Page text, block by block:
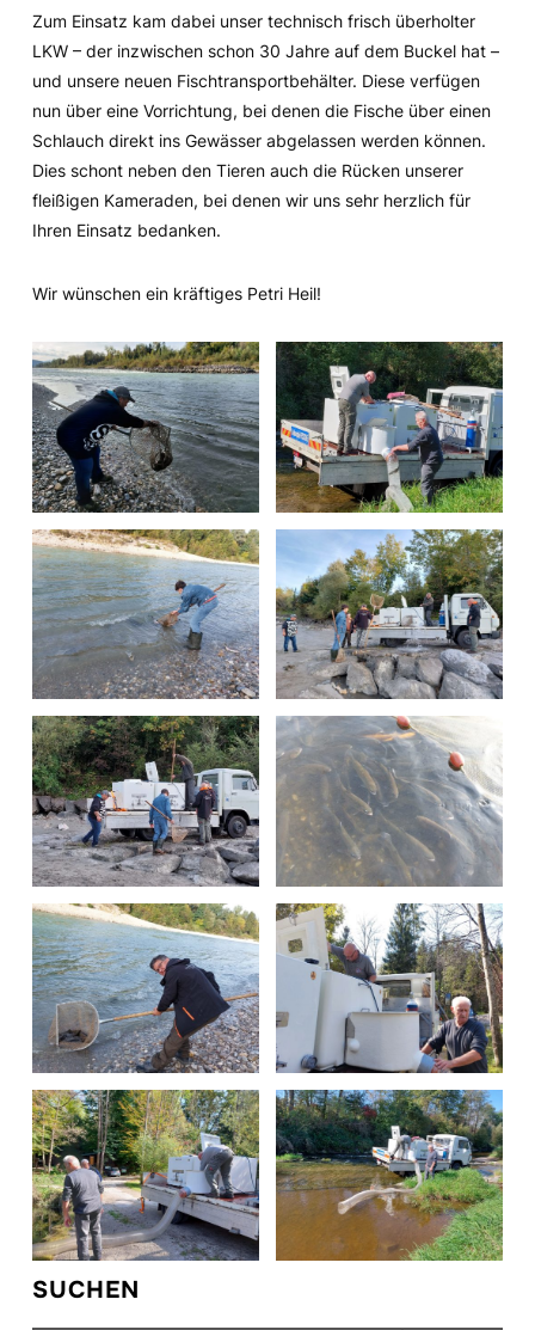
Zum Einsatz kam dabei unser technisch frisch überholter
LKW – der inzwischen schon 30 Jahre auf dem Buckel hat –
und unsere neuen Fischtransportbehälter. Diese verfügen
nun über eine Vorrichtung, bei denen die Fische über einen
Schlauch direkt ins Gewässer abgelassen werden können.
Dies schont neben den Tieren auch die Rücken unserer
fleißigen Kameraden, bei denen wir uns sehr herzlich für
Ihren Einsatz bedanken.
Wir wünschen ein kräftiges Petri Heil!
SUCHEN